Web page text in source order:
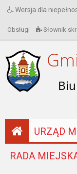
Wersja dla
Obsługi Słownik
URZĄD
RADA